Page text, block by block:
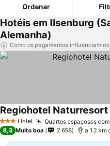
Ordenar
Hotéis em Ilsenburg
Alemanha)
Como os pagamentos influenciam
3 EstrelasHotel Quartos espaçosos
Regiohotel
8,3 Muito boa 2.658 a 1.2 km